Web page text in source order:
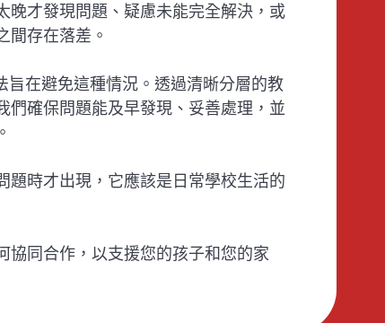
晚才發現問題、疑慮未能完全解決，或
間存在落差。
旨在避免這種情況。透過清晰分層的教
們確保問題能及早發現、妥善處理，並
題時才出現，它應該是日常學校生活的
協同合作，以支援您的孩子和您的家